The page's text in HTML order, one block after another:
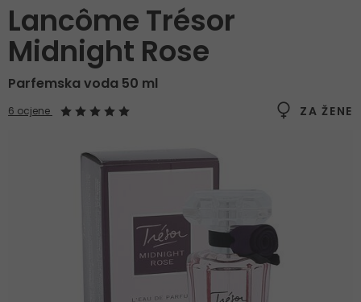
Lancôme Trésor
Midnight Rose
Parfemska voda 50 ml
ZA ŽENE
6 ocjene